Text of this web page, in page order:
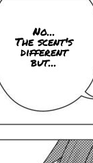
No...
The scent's
different
but...